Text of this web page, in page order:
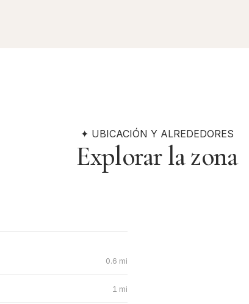
✦ UBICACIÓN Y ALREDEDORES
Explorar la zona
0.6 mi
1 mi